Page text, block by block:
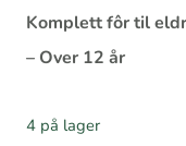
Komplett fôr til
– Over 12 år
4 på lager